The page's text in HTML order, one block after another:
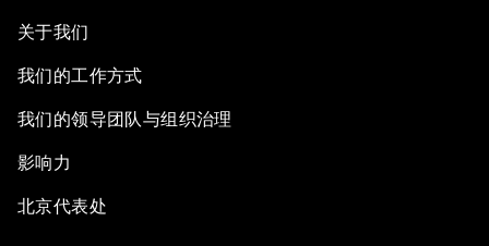
关于我们
我们的工作方式
我们的领导团队与组织治理
影响力
北京代表处